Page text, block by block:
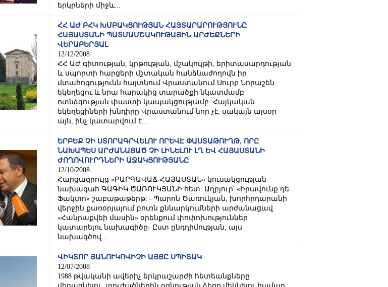
երկրների միջև...
ՀՀ ԱԺ ԲՀԿ ԽՄԲԱԿՑՈՒԹՅԱՆ ՀԱՅՏԱՐԱՐՈՒԹՅՈՒՆԸ
ՀԱՅԱՍՏԱՆԻ ՊԱՏՄԱՄՇԱԿՈՒԹԱՅԻՆ ԱՐԺԵՔՆԵՐԻ
ՎԵՐԱԲԵՐՅԱԼ
12/12/2008
ՀՀ ԱԺ գիտության, կրթության, մշակույթի, երիտասարդության
և սպորտի հարցերի մշտական հանձնաժողովն իր
մտահոգությունն հայտնում Վրաստանում Սուրբ Նորաշեն
եկեղեցու և նրա հարակից տարածքի նկատմամբ
ոտնձգության փաստի կապակցությամբ: Հայկական
եկեղեցիների խնդիրը Վրաստանում նոր չէ, սակայն այսօր
այն, ինչ կատարվում է...
ԵՐԲԵՔ ՉԻ ՍՏՈՐԱԳՐՎԵԼՈՒ ՈՐԵՎԷ ՓԱՍՏԱԹՈՒՂԹ, ՈՐԸ
ՆԱԽԱՊԵՍ ԱՐԺԱՆԱՑԱԾ ՉԻ ԼԻՆԵԼՈՒ ԼՂ ԵՎ ՀԱՅԱՍՏԱՆԻ
ԺՈՂՈՎՈՒՐԴՆԵՐԻ ԱՋԱԿՑՈՒԹՅԱՆԸ
12/10/2008
Հարցազրույց «ԲԱՐԳԱՎԱՃ ՀԱՅԱՍՏԱՆ» կուսակցության
նախագահ ԳԱԳԻԿ ԾԱՌՈՒԿՅԱՆԻ հետ: Աղբյուր՝ «Իրավունք դե
Ֆակտո» շաբաթաթերթ: - Պարոն Ծառուկյան, խորհրդարանի
վերջին քառօրյայում բուռն քննարկումների արժանացավ
«Հանրաքվեի մասին» օրենքում փոփոխություններ
կատարելու նախագիծը։ Ըստ ընդդիմության, այս
նախագծով...
ՎԻԿՏՈՐ ՅԱՆՈՒԿՈՎԻՉԻ ԱՅՑԸ ՍՊԻՏԱԿ
12/07/2008
1988 թվականի ավերիչ երկրաշարժի հետեանքները